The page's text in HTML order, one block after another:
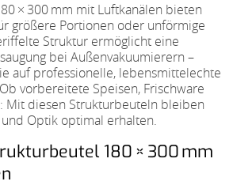
× 300 mm mit Luftkanälen bieten
größere Portionen oder unförmige
Struktur ermöglicht eine
bei Außenvakuumierern –
auf professionelle, lebensmittelechte
vorbereitete Speisen, Frischware
Mit diesen Strukturbeuteln bleiben
und Optik optimal erhalten.
180 × 300 mm